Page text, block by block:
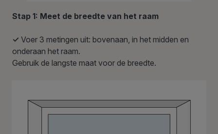
Stap 1: Meet de breedte van het raam
✓ Voer 3 metingen uit: bovenaan, in het midden en
onderaan het raam.
Gebruik de langste maat voor de breedte.